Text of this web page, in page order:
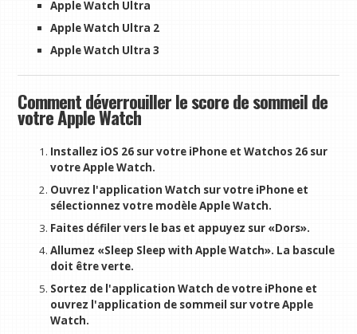
Apple Watch Ultra
Apple Watch Ultra 2
Apple Watch Ultra 3
Comment déverrouiller le score de sommeil de
votre Apple Watch
Installez iOS 26 sur votre iPhone et Watchos 26 sur
votre Apple Watch.
Ouvrez l'application Watch sur votre iPhone et
sélectionnez votre modèle Apple Watch.
Faites défiler vers le bas et appuyez sur «Dors».
Allumez «Sleep Sleep with Apple Watch». La bascule
doit être verte.
Sortez de l'application Watch de votre iPhone et
ouvrez l'application de sommeil sur votre Apple
Watch.